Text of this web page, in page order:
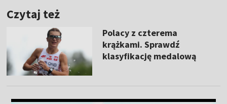
Czytaj też
Polacy z czterema
krążkami. Sprawdź
klasyfikację medalową